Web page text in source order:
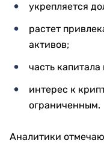
укрепляется
растет
активов;
часть
интерес к
ограниченным.
Аналитики